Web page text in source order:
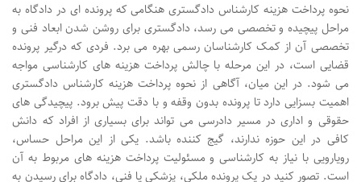
نحوه پرداخت هزینه کارشناس دادگستری هنگامی که پرونده ای در دادگاه به
مراحل پیچیده و تخصصی می رسد، دادگستری برای روشن شدن ابعاد فنی و
تخصصی آن از کمک کارشناسان رسمی بهره می برد. فردی که درگیر پرونده
قضایی است، در این مرحله با چالش پرداخت هزینه های کارشناسی مواجه
می شود. در این میان، آگاهی از نحوه پرداخت هزینه کارشناس دادگستری
اهمیت بسزایی دارد تا پرونده بدون وقفه و با دقت پیش برود. پیچیدگی های
حقوقی و اداری در مسیر دادرسی می تواند برای بسیاری از افراد که دانش
کافی در این حوزه ندارند، گیج کننده باشد. یکی از این مراحل حساس،
رویارویی با نیاز به کارشناسی و مسئولیت پرداخت هزینه های مربوط به آن
است. تصور کنید در یک پرونده ملکی، پزشکی یا فنی، دادگاه برای رسیدن به